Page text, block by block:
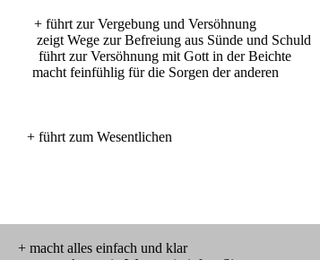
zur Vergebung und Versöhnung
Wege zur Befreiung aus Sünde und Schuld
führt zur Versöhnung mit Gott in der Beichte
feinfühlig für die Sorgen der anderen
zum Wesentlichen
einfach und klar